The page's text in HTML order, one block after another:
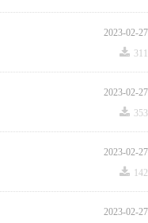
2023-02-27
끂 311
2023-02-27
끂 353
2023-02-27
끂 142
2023-02-27